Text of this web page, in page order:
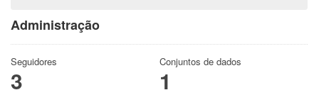
Administração
Seguidores
3
Conjuntos de dados
1